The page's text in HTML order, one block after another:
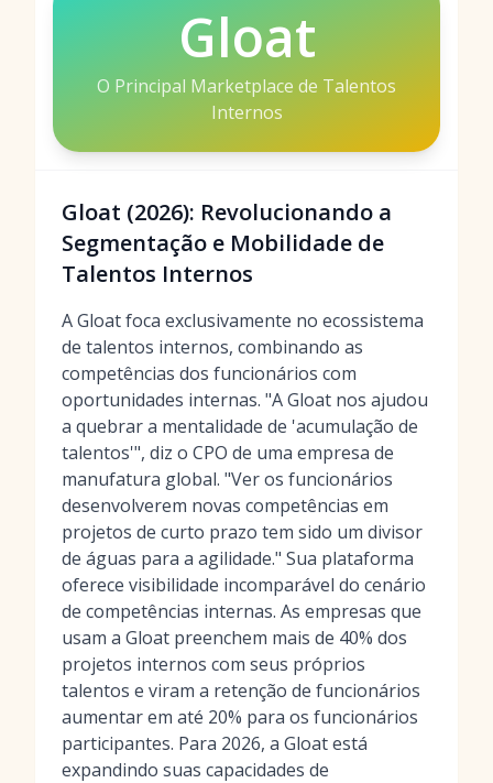
Gloat
O Principal Marketplace de Talentos
Internos
Gloat (2026): Revolucionando a
Segmentação e Mobilidade de
Talentos Internos
A Gloat foca exclusivamente no ecossistema
de talentos internos, combinando as
competências dos funcionários com
oportunidades internas. "A Gloat nos ajudou
a quebrar a mentalidade de 'acumulação de
talentos'", diz o CPO de uma empresa de
manufatura global. "Ver os funcionários
desenvolverem novas competências em
projetos de curto prazo tem sido um divisor
de águas para a agilidade." Sua plataforma
oferece visibilidade incomparável do cenário
de competências internas. As empresas que
usam a Gloat preenchem mais de 40% dos
projetos internos com seus próprios
talentos e viram a retenção de funcionários
aumentar em até 20% para os funcionários
participantes. Para 2026, a Gloat está
expandindo suas capacidades de